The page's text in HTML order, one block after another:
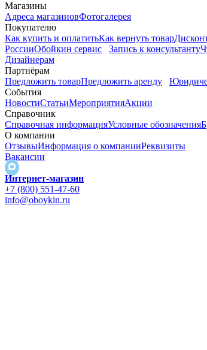
Магазины
Адреса магазиновФотогалерея
Покупателю
Как купить и оплатитьКак вернуть товар
РоссииОбойкин сервис Запись к консультанту
Дизайнерам
Партнёрам
Предложить товарПредложить аренду
События
НовостиСтатьиМероприятияАкции
Справочник
Справочная информацияУсловные обозначения
О компании
ОтзывыИнформация о компанииРеквизиты
Вакансии
Интернет-магазин
+7 (800) 551-47-60
info@oboykin.ru